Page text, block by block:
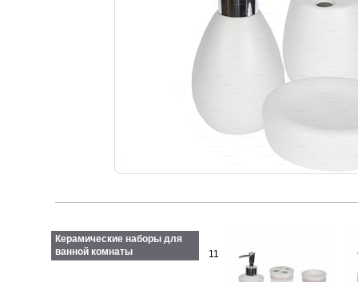
Керамические наборы для
ванной комнаты
11